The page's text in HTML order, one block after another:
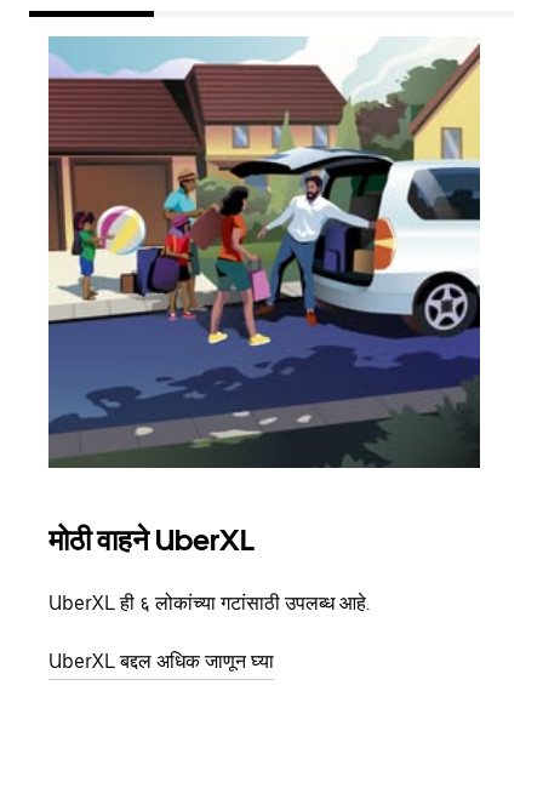
मोठी वाहने UberXL
UberXL ही ६ लोकांच्या गटांसाठी उपलब्ध आहे.
UberXL बद्दल अधिक जाणून घ्या